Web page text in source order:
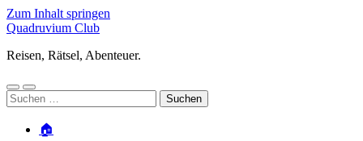
Zum Inhalt springen
Quadruvium Club
Reisen, Rätsel, Abenteuer.
Mobile-
Menü
Suchfeld
ein-/ausblenden
Suchen
nach:
🏠